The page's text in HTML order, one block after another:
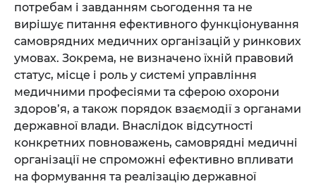
потребам і завданням сьогодення та не
вирішує питання ефективного функціонування
самоврядних медичних організацій у ринкових
умовах. Зокрема, не визначено їхній правовий
статус, місце і роль у системі управління
медичними професіями та сферою охорони
здоров’я, а також порядок взаємодії з органами
державної влади. Внаслідок відсутності
конкретних повноважень, самоврядні медичні
організації не спроможні ефективно впливати
на формування та реалізацію державної